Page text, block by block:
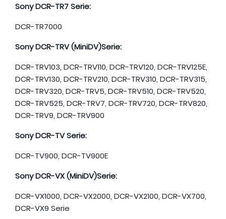
Sony DCR-TR7 Serie:
DCR-TR7000
Sony DCR-TRV (MiniDV)Serie:
DCR-TRV103, DCR-TRV110, DCR-TRV120, DCR-TRV125E,
DCR-TRV130, DCR-TRV210, DCR-TRV310, DCR-TRV315,
DCR-TRV320, DCR-TRV5, DCR-TRV510, DCR-TRV520,
DCR-TRV525, DCR-TRV7, DCR-TRV720, DCR-TRV820,
DCR-TRV9, DCR-TRV900
Sony DCR-TV Serie:
DCR-TV900, DCR-TV900E
Sony DCR-VX (MiniDV)Serie:
DCR-VX1000, DCR-VX2000, DCR-VX2100, DCR-VX700,
DCR-VX9 Serie